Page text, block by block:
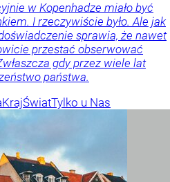
w Kopenhadze miało być
I rzeczywiście było. Ale jak
sprawia, że nawet
przestać obserwować
gdy przez wiele lat
państwa.
KrajŚwiatTylko u Nas